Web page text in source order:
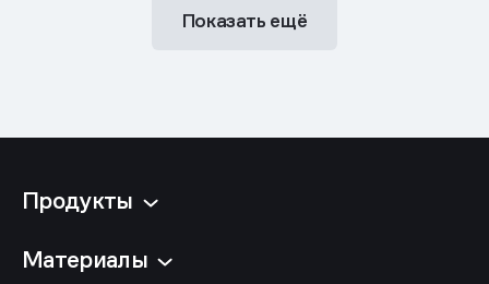
Показать ещё
Продукты
Материалы